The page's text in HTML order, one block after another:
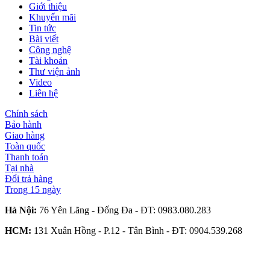
Giới thiệu
Khuyến mãi
Tin tức
Bài viết
Công nghệ
Tài khoản
Thư viện ảnh
Video
Liên hệ
Chính sách
Bảo hành
Giao hàng
Toàn quốc
Thanh toán
Tại nhà
Đổi trả hàng
Trong 15 ngày
Hà Nội: 76 Yên Lãng - Đống Đa - ĐT: 0983.080.283
HCM: 131 Xuân Hồng - P.12 - Tân Bình - ĐT: 0904.539.268